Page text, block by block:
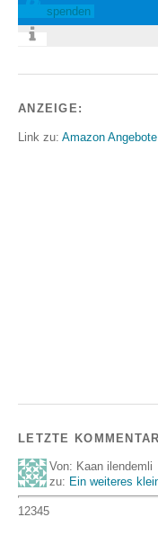
spenden
ANZEIGE:
Link zu: Amazon Angebote
LETZTE
Von: Kaan ilendemli
zu: Ein weiteres
12345